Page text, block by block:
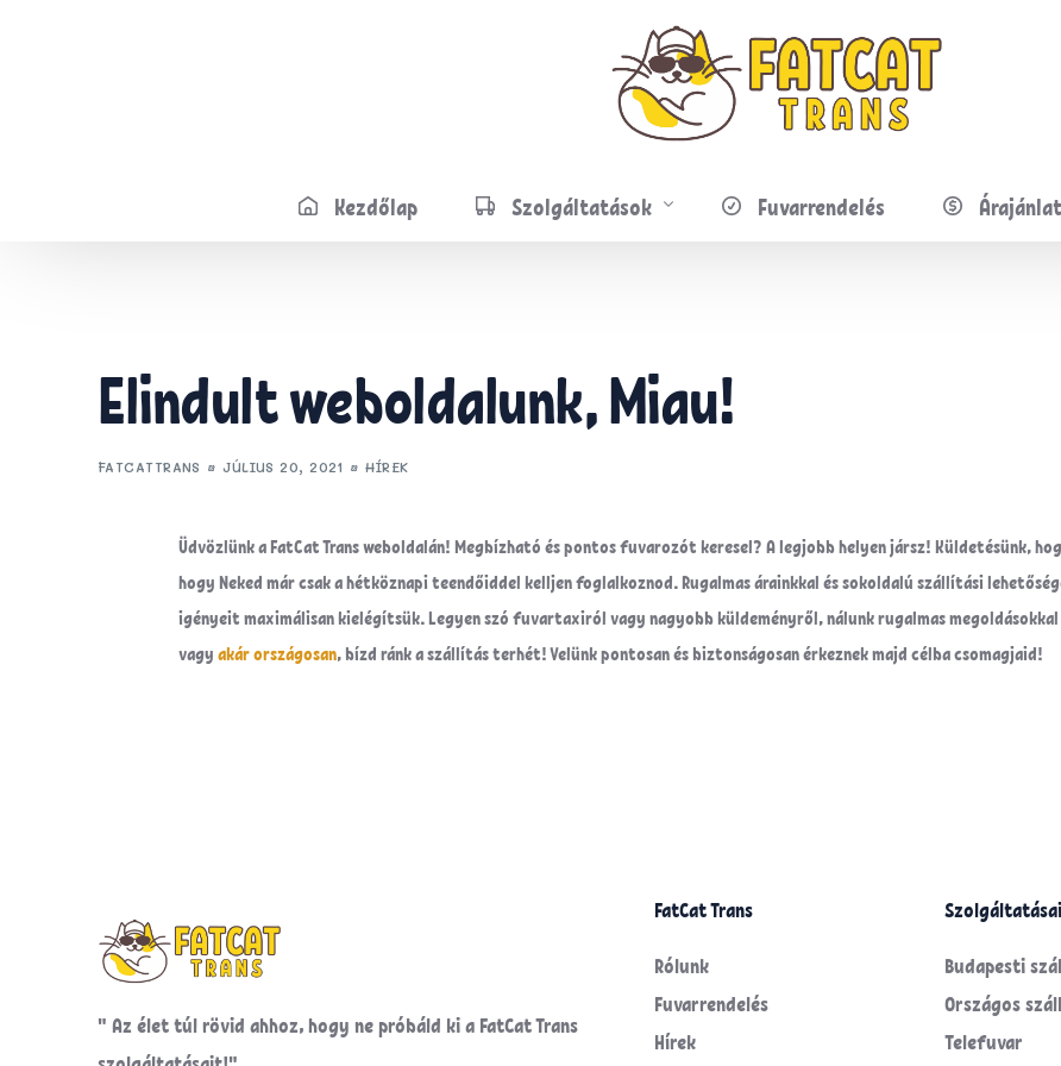
Kezdőlap Szolgáltatások Fuvarrendelés
Elindult weboldalunk, Miau!
FATCATTRANS JÚLIUS 20, 2021 HÍREK
Üdvözlünk a FatCat Trans weboldalán! Megbízható és pontos fuvarozót keresel? A legjobb helyen jársz! Küldetésünk,
hogy Neked már csak a hétköznapi teendőiddel kelljen foglalkoznod. Rugalmas árainkkal és sokoldalú szállítási
igényeit maximálisan kielégítsük. Legyen szó fuvartaxiról vagy nagyobb küldeményről, nálunk rugalmas
vagy akár országosan, bízd ránk a szállítás terhét! Velünk pontosan és biztonságosan érkeznek majd célba csomagjaid!
" Az élet túl rövid ahhoz, hogy ne próbáld ki a FatCat Trans
FatCat Trans
Rólunk
Fuvarrendelés
Hírek
Budapesti
Országos
Telefuvar